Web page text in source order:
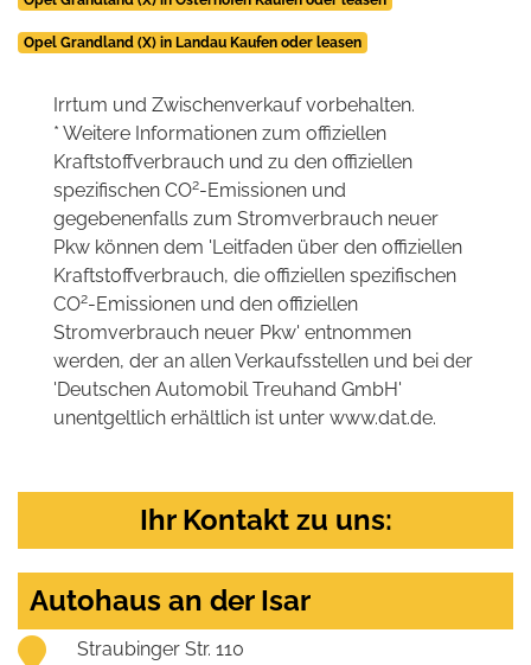
Opel Grandland (X) in Landau Kaufen oder leasen
Irrtum und Zwischenverkauf vorbehalten.
* Weitere Informationen zum offiziellen
Kraftstoffverbrauch und zu den offiziellen
spezifischen CO2-Emissionen und
gegebenenfalls zum Stromverbrauch neuer
Pkw können dem 'Leitfaden über den offiziellen
Kraftstoffverbrauch, die offiziellen spezifischen
CO2-Emissionen und den offiziellen
Stromverbrauch neuer Pkw' entnommen
werden, der an allen Verkaufsstellen und bei der
'Deutschen Automobil Treuhand GmbH'
unentgeltlich erhältlich ist unter www.dat.de.
Ihr Kontakt zu uns:
Autohaus an der Isar
Straubinger Str. 110